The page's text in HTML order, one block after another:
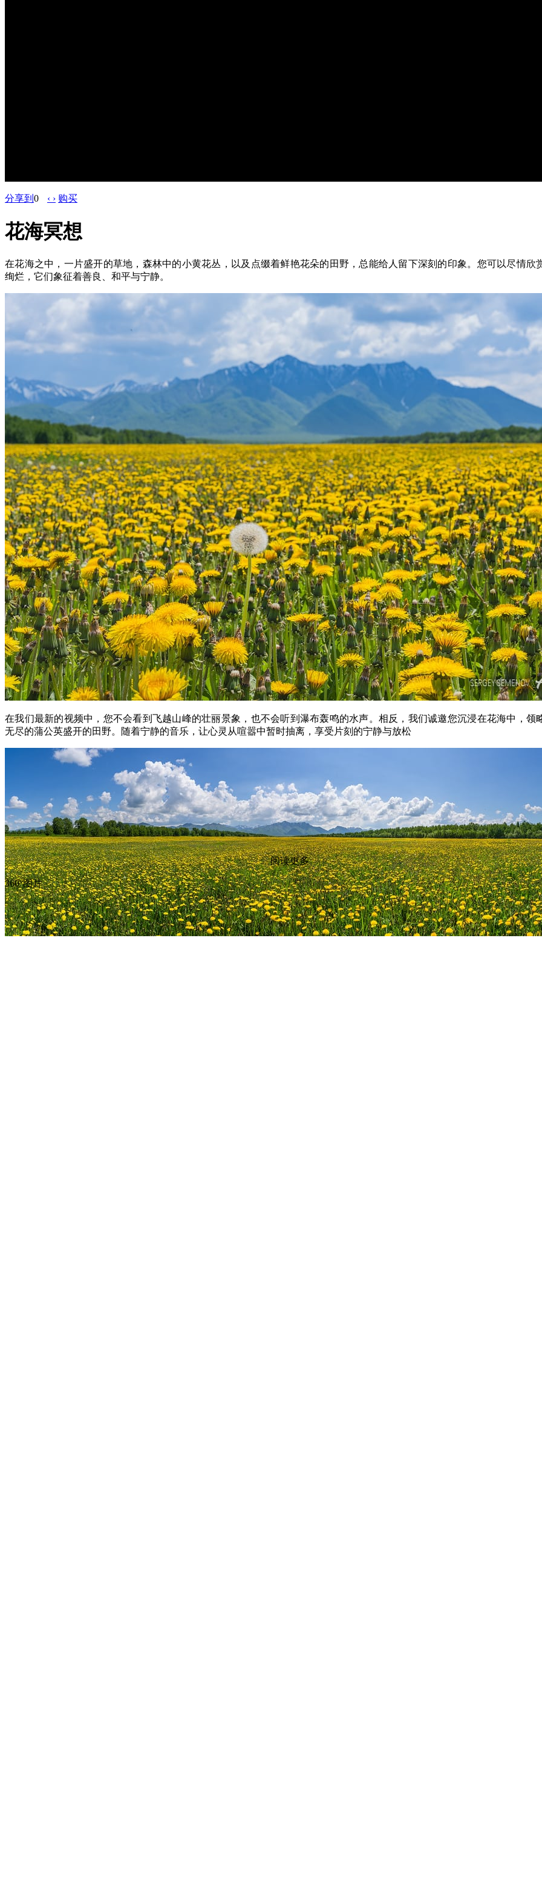
分享到 0 ‹ › 购买
花海冥想
在花海之中，一片盛开的草地，森林中的小黄花丛，以及点缀着鲜艳花朵的田野，总能给人留下深刻的印象。您可以尽情欣
绚烂，它们象征着善良、和平与宁静。
在我们最新的视频中，您不会看到飞越山峰的壮丽景象，也不会听到瀑布轰鸣的水声。相反，我们诚邀您沉浸在花海中，领
无尽的蒲公英盛开的田野。随着宁静的音乐，让心灵从喧嚣中暂时抽离，享受片刻的宁静与放松
阅读更多
360°图片